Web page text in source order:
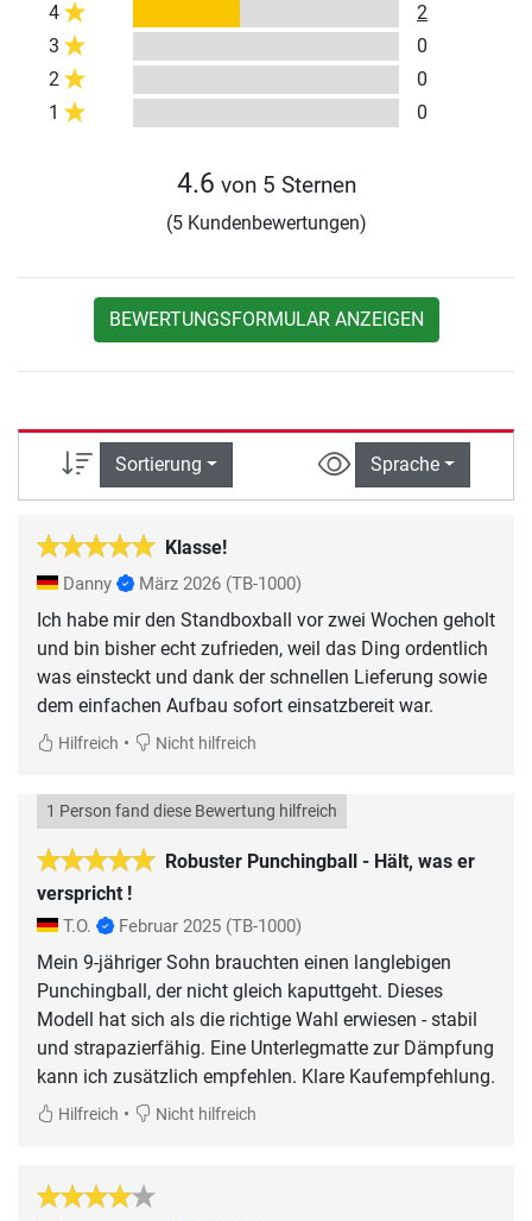
4
2
3
0
2
0
1
0
4.6 von 5 Sternen
(5 Kundenbewertungen)
BEWERTUNGSFORMULAR ANZEIGEN
Sortierung Sprache
Klasse!
Danny März 2026 (TB-1000)
Ich habe mir den Standboxball vor zwei Wochen geholt
und bin bisher echt zufrieden, weil das Ding ordentlich
was einsteckt und dank der schnellen Lieferung sowie
dem einfachen Aufbau sofort einsatzbereit war.
Hilfreich • Nicht hilfreich
Robuster Punchingball - Hält, was er
verspricht !
1 Person fand diese Bewertung hilfreich
T.O. Februar 2025 (TB-1000)
Mein 9-jähriger Sohn brauchten einen langlebigen
Punchingball, der nicht gleich kaputtgeht. Dieses
Modell hat sich als die richtige Wahl erwiesen - stabil
und strapazierfähig. Eine Unterlegmatte zur Dämpfung
kann ich zusätzlich empfehlen. Klare Kaufempfehlung.
Hilfreich • Nicht hilfreich